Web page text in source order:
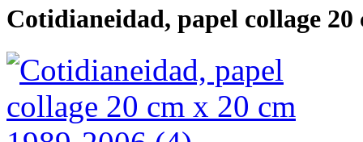
Cotidianeidad, papel collage 20